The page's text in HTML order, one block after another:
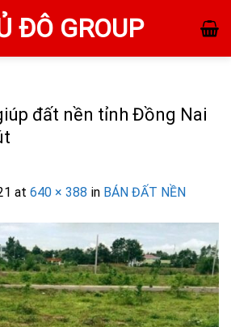
ĐÔ GROUP
đất nền tỉnh Đồng Nai
at 640 × 388 in BÁN ĐẤT NỀN